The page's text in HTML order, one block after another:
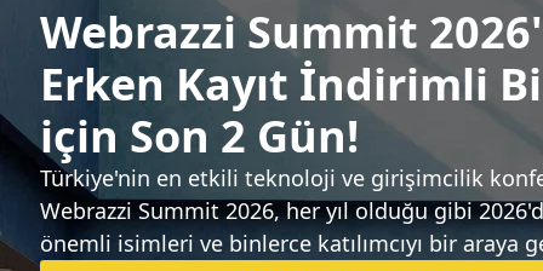
Boost The Future'ın 7. dönem Demo
Day'inde sunum yapan 8 girişim
Candeğer Muradoğlu
Sıradaki haber